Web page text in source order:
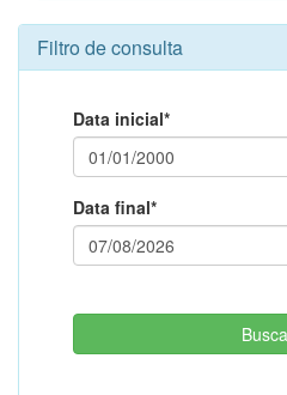
Filtro de consulta
Data inicial*
Data final*